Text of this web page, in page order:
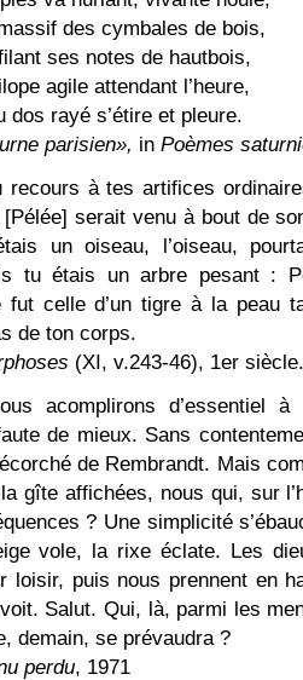
des cymbales de bois,
ses notes de hautbois,
agile attendant l’heure,
dos rayé s’étire et pleure.
parisien», in Poèmes
recours à tes artifices
serait venu à bout de
un oiseau, l’oiseau,
tu étais un arbre pesant :
fut celle d’un tigre à la peau
de ton corps.
(XI, v.243-46), 1er siècle.
acomplirons d’essentiel à
de mieux. Sans
de Rembrandt. Mais
gîte affichées, nous qui, sur
? Une simplicité
vole, la rixe éclate. Les
loisir, puis nous prennent en
Salut. Qui, là, parmi les
demain, se prévaudra ?
perdu, 1971